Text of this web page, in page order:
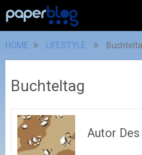
HOME LIFESTYLE
Buchteltag
Autor